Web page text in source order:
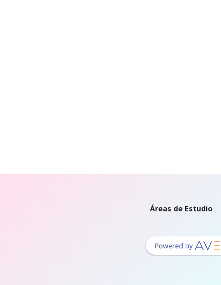
Áreas de Estudio